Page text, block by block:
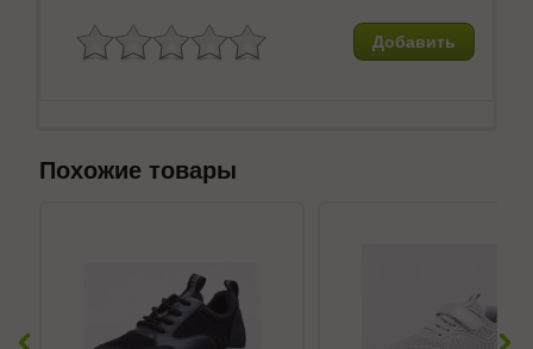
Добавить
Похожие товары